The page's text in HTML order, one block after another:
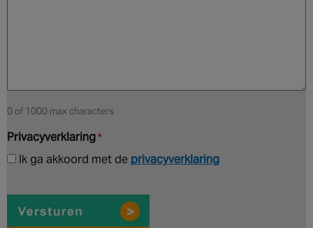
0 of 1000 max characters
Privacyverklaring *
Ik ga akkoord met de privacyverklaring